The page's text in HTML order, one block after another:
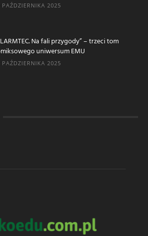
PAŹDZIERNIKA 2025
Na fali przygody” – trzeci tom
uniwersum EMU
PAŹDZIERNIKA 2025